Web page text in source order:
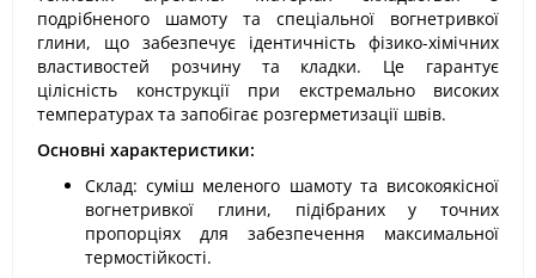
подрібненого шамоту та спеціальної вогнетривкої
глини, що забезпечує ідентичність фізико-хімічних
властивостей розчину та кладки. Це гарантує
цілісність конструкції при екстремально високих
температурах та запобігає розгерметизації швів.
Основні характеристики:
Склад: суміш меленого шамоту та високоякісної
вогнетривкої глини, підібраних у точних
пропорціях для забезпечення максимальної
термостійкості.